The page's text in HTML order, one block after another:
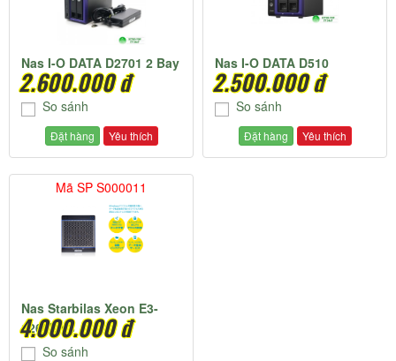
2.600.000 đ
Nas I-O DATA D2701 2 Bay
So sánh
Đặt hàng Yêu thích
2.500.000 đ
Nas I-O DATA D510
So sánh
Đặt hàng Yêu thích
Mã SP S000011
4.000.000 đ
Nas Starbilas Xeon E3-
1268L v3
So sánh